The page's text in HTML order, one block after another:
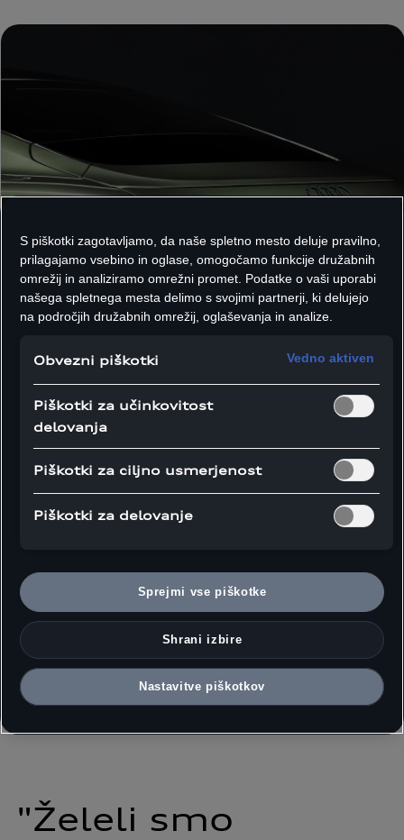
Funkcionalni in dekorativni elementi na zadnjem delu modela Audi RS e-tron GT
performance, t. i. difuzorski mostički, so izdelani iz kakovostnega karbona s
kamuflažnim vzorcem.
"Želeli smo
S piškotki zagotavljamo, da naše spletno mesto deluje pravilno,
prilagajamo vsebino in oglase, omogočamo funkcije družabnih
omrežij in analiziramo omrežni promet. Podatke o vaši uporabi
našega spletnega mesta delimo s svojimi partnerji, ki delujejo
na področjih družabnih omrežij, oglaševanja in analize.
Obvezni piškotki Vedno aktiven
Piškotki za učinkovitost
delovanja
Piškotki za ciljno usmerjenost
Piškotki za delovanje
Sprejmi vse piškotke
Shrani izbire
Nastavitve piškotkov